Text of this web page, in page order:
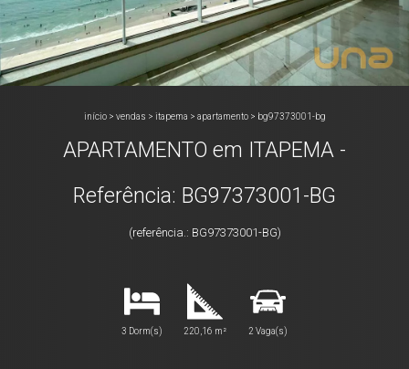
início> vendas > itapema > apartamento> bg97373001-bg
APARTAMENTO em ITAPEMA -
Referência: BG97373001-BG
(referência.: BG97373001-BG)
3 Dorm(s) 220,16 m² 2 Vaga(s)